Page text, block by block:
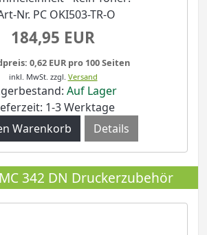
Nr. PC OKI503-TR-O
184,95 EUR
0,62 EUR pro 100 Seiten
inkl. MwSt. zzgl. Versand
Auf Lager
1-3 Werktage
Details
342 DN Druckerzubehör